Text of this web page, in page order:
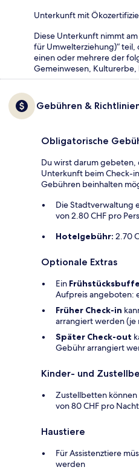
Unterkunft mit
Diese Unterkunft nimmt
für Umwelterziehung)“
einen oder mehrere der
Gemeinwesen, Kulturerbe,
Gebühren &
Obligatorische
Du wirst darum
Unterkunft beim Check-
Gebühren beinhalten
Die Stadtverwaltung
von 2.80 CHF pro
Hotelgebühr: 2.70
Optionale Extras
Ein
Aufpreis angeboten:
Früher Check-in
arrangiert werden (je
Später Check-out
Gebühr arrangiert
Kinder- und
Zustellbetten
von 80 CHF pro
Haustiere
Für Assistenztiere
werden